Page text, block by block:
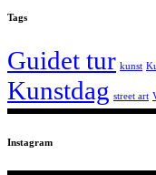
Tags
Guidet tur kunst
Kunstdag street art
Instagram